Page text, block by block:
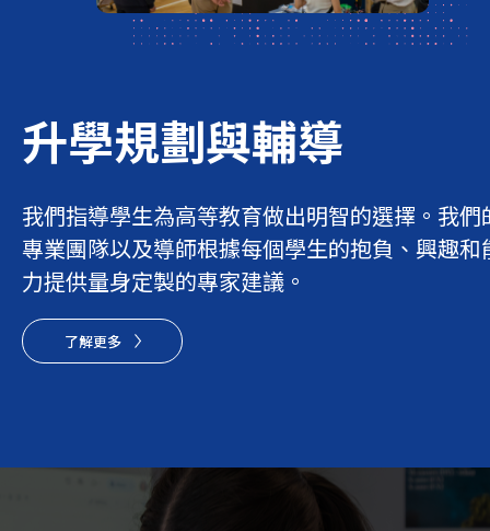
升學規劃 與輔導
我們指導學生為高等教育做出明智的選擇。我們
專業團隊以及導師根據每個學生的抱負、興趣和
力提供量身定製的專家建議。
了解更多